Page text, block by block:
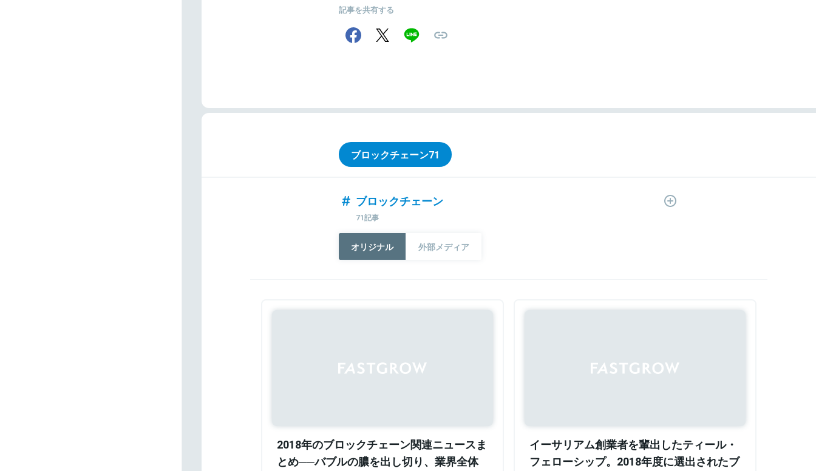
記事を共有する
ブロックチェーン71
ブロックチェーン
71記事
オリジナル 外部メディア
2018年のブロックチェーン関連ニュースま
とめ──バブルの膿を出し切り、業界全体
イーサリアム創業者を輩出したティール・
フェローシップ。2018年度に選出されたブ